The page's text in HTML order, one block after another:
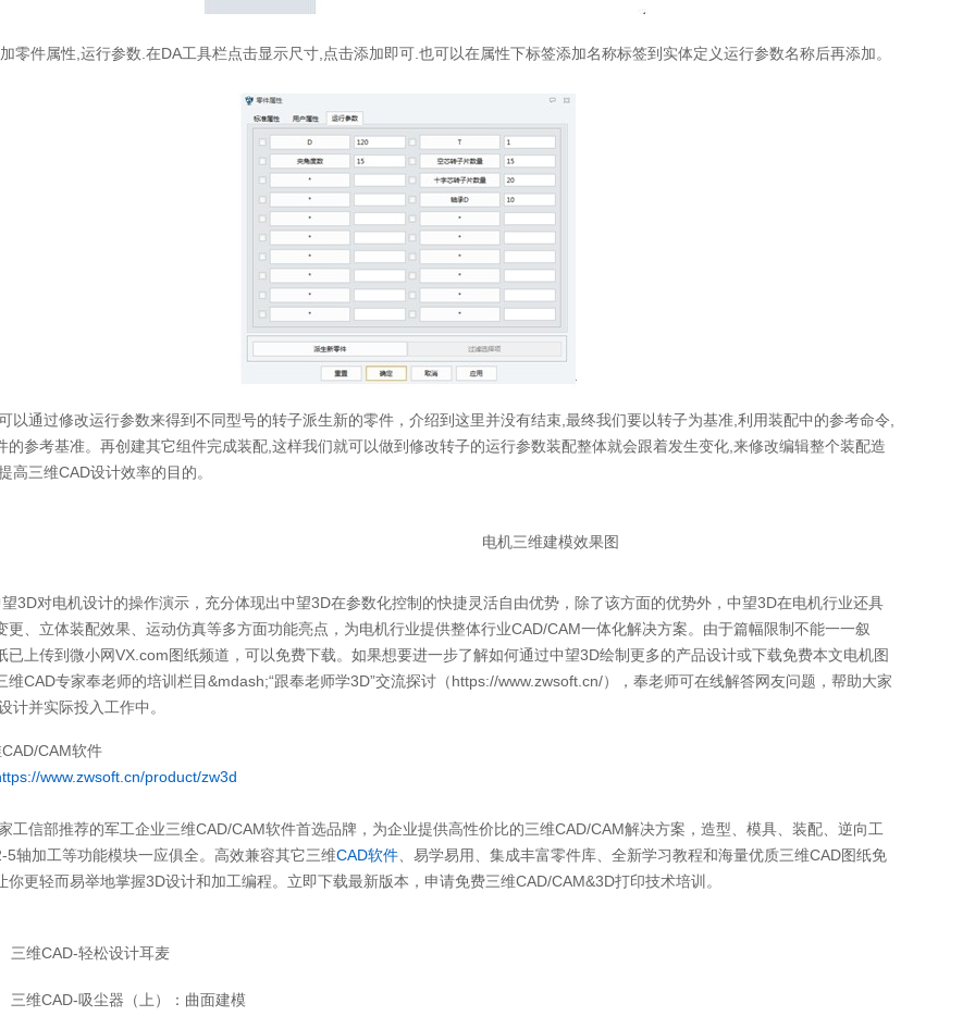
属性,运行参数.在DA工具栏点击显示尺寸,点击添加即可.也可以在属性下标签添加名称标签到实体定义运行参数名称后再添加。
过修改运行参数来得到不同型号的转子派生新的零件，介绍到这里并没有结束,最终我们要以转子为基准,利用装配中的参考命令,
的参考基准。再创建其它组件完成装配,这样我们就可以做到修改转子的运行参数装配整体就会跟着发生变化,来修改编辑整个装配造
高三维CAD设计效率的目的。
电机三维建模效果图
电机设计的操作演示，充分体现出中望3D在参数化控制的快捷灵活自由优势，除了该方面的优势外，中望3D在电机行业还具
更、立体装配效果、运动仿真等多方面功能亮点，为电机行业提供整体行业CAD/CAM一体化解决方案。由于篇幅限制不能一一叙
已上传到微小网VX.com图纸频道，可以免费下载。如果想要进一步了解如何通过中望3D绘制更多的产品设计或下载免费本文电机图
维CAD专家奉老师的培训栏目&mdash;“跟奉老师学3D”交流探讨（https://www.zwsoft.cn/），奉老师可在线解答网友问题，帮助大家
计并实际投入工作中。
CAM软件
www.zwsoft.cn/product/zw3d
工信部推荐的军工企业三维CAD/CAM软件首选品牌，为企业提供高性价比的三维CAD/CAM解决方案，造型、模具、装配、逆向工
5轴加工等功能模块一应俱全。高效兼容其它三维CAD软件、易学易用、集成丰富零件库、全新学习教程和海量优质三维CAD图纸免
你更轻而易举地掌握3D设计和加工编程。立即下载最新版本，申请免费三维CAD/CAM&3D打印技术培训。
三维CAD-轻松设计耳麦
三维CAD-吸尘器（上）：曲面建模